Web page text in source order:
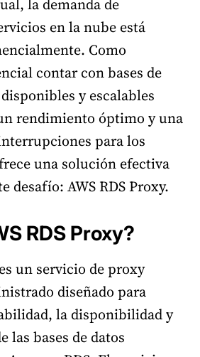
la demanda de
en la nube está
Como
contar con bases de
y escalables
rendimiento óptimo y una
para los
una solución efectiva
desafío: AWS RDS Proxy.
RDS Proxy?
un servicio de proxy
diseñado para
la disponibilidad y
las bases de datos